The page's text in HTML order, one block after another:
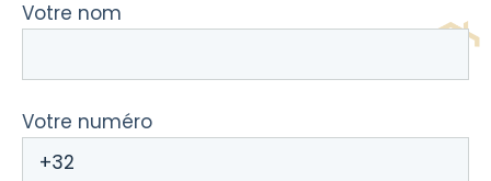
Votre nom
Votre numéro